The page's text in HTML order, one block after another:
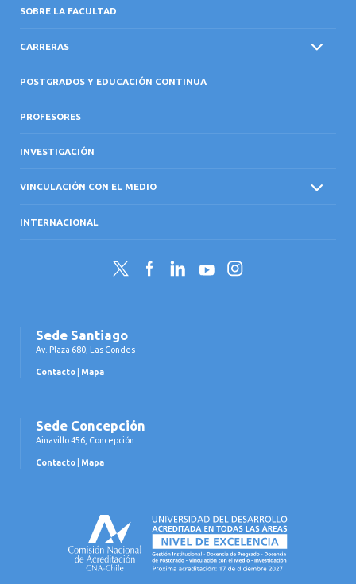
SOBRE LA FACULTAD
CARRERAS
POSTGRADOS Y EDUCACIÓN CONTINUA
PROFESORES
INVESTIGACIÓN
VINCULACIÓN CON EL MEDIO
INTERNACIONAL
Twitter FacebookLinkedInYouTubeInstagram
Sede Santiago
Av. Plaza 680, Las Condes
Contacto Mapa
Sede Concepción
Ainavillo 456, Concepción
Contacto Mapa